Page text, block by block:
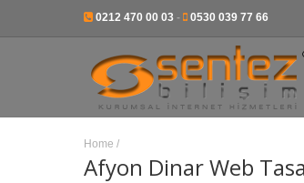
0212 470 00 03 - 0530 039 77 66
Home /
Afyon Dinar Web